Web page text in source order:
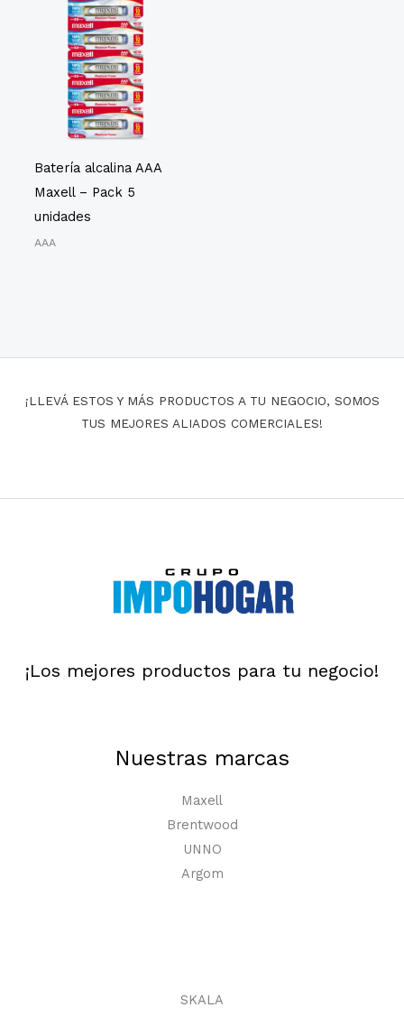
Batería alcalina AAA
Maxell – Pack 5
unidades
AAA
¡LLEVÁ ESTOS Y MÁS PRODUCTOS A TU NEGOCIO, SOMOS
TUS MEJORES ALIADOS COMERCIALES!
¡Los mejores productos para tu negocio!
Nuestras marcas
Maxell
Brentwood
UNNO
Argom
SKALA